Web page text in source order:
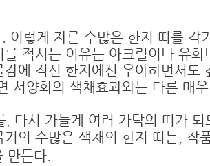
렇게 자른 수많은 한지 띠를 각
적시는 이유는 아크릴이나 유
에 적신 한지에선 우아하면서도
서양화의 색채효과와는 다른 매
다시 가늘게 여러 가닥의 띠가
의 수많은 색채의 한지 띠는, 작
만든다.